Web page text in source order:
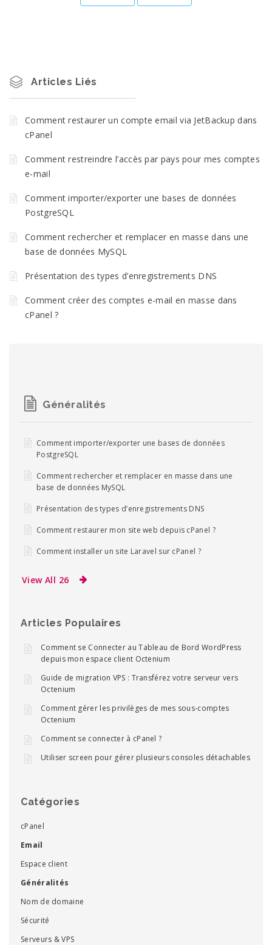
Articles Liés
Comment restaurer un compte email via JetBackup dans
cPanel
Comment restreindre l’accès par pays pour mes comptes
e-mail
Comment importer/exporter une bases de données
PostgreSQL
Comment rechercher et remplacer en masse dans une
base de données MySQL
Présentation des types d’enregistrements DNS
Comment créer des comptes e-mail en masse dans
cPanel ?
Généralités
Comment importer/exporter une bases de données
PostgreSQL
Comment rechercher et remplacer en masse dans une
base de données MySQL
Présentation des types d’enregistrements DNS
Comment restaurer mon site web depuis cPanel ?
Comment installer un site Laravel sur cPanel ?
View All 26
Articles Populaires
Comment se Connecter au Tableau de Bord WordPress
depuis mon espace client Octenium
Guide de migration VPS : Transférez votre serveur vers
Octenium
Comment gérer les privilèges de mes sous-comptes
Octenium
Comment se connecter à cPanel ?
Utiliser screen pour gérer plusieurs consoles détachables
Catégories
cPanel
Email
Espace client
Généralités
Nom de domaine
Sécurité
Serveurs & VPS